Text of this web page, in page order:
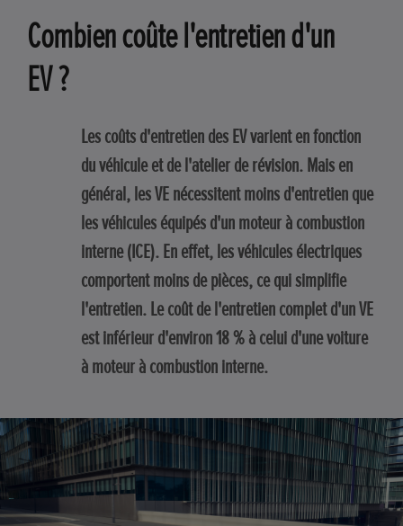
Combien coûte l'entretien d'un
EV ?
Les coûts d'entretien des EV varient en fonction
du véhicule et de l'atelier de révision. Mais en
général, les VE nécessitent moins d'entretien que
les véhicules équipés d'un moteur à combustion
interne (ICE). En effet, les véhicules électriques
comportent moins de pièces, ce qui simplifie
l'entretien. Le coût de l'entretien complet d'un VE
est inférieur d'environ 18 % à celui d'une voiture
à moteur à combustion interne.